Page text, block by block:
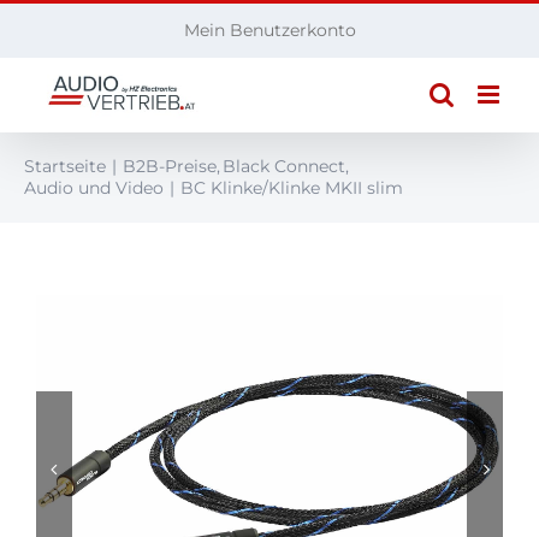
springen
Mein Benutzerkonto
Startseite B2B-Preise Black Connect
Audio und Video
BC Klinke/Klinke MKII slim